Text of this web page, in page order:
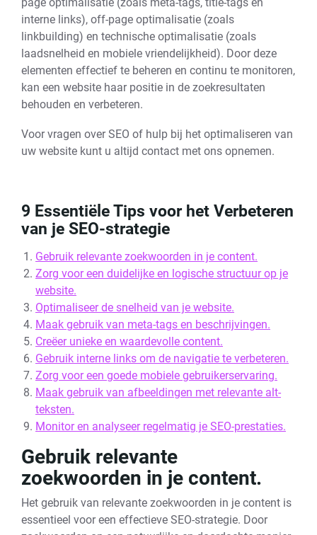
interne links), off-page optimalisatie (zoals
linkbuilding) en technische optimalisatie (zoals
laadsnelheid en mobiele vriendelijkheid). Door deze
elementen effectief te beheren en continu te monitoren,
kan een website haar positie in de zoekresultaten
behouden en verbeteren.
Voor vragen over SEO of hulp bij het optimaliseren van
uw website kunt u altijd contact met ons opnemen.
9 Essentiële Tips voor het Verbeteren
van je SEO-strategie
Gebruik relevante zoekwoorden in je content.
Zorg voor een duidelijke en logische structuur op je
website.
Optimaliseer de snelheid van je website.
Maak gebruik van meta-tags en beschrijvingen.
Creëer unieke en waardevolle content.
Gebruik interne links om de navigatie te verbeteren.
Zorg voor een goede mobiele gebruikerservaring.
Maak gebruik van afbeeldingen met relevante alt-
teksten.
Monitor en analyseer regelmatig je SEO-prestaties.
Gebruik relevante
zoekwoorden in je content.
Het gebruik van relevante zoekwoorden in je content is
essentieel voor een effectieve SEO-strategie. Door